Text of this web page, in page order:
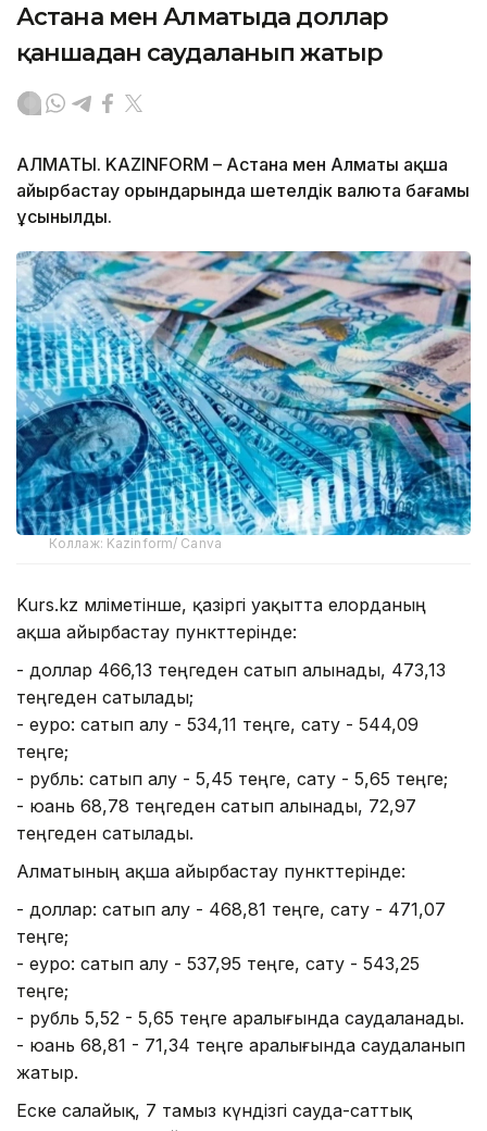
Астана мен Алматыда доллар
қаншадан саудаланып жатыр
АЛМАТЫ. KAZINFORM – Астана мен Алматы ақша
айырбастау орындарында шетелдік валюта бағамы
ұсынылды.
Коллаж: Kazinform/ Canva
Kurs.kz мәліметінше, қазіргі уақытта елорданың
ақша айырбастау пункттерінде:
- доллар 466,13 теңгеден сатып алынады, 473,13
теңгеден сатылады;
- еуро: сатып алу - 534,11 теңге, сату - 544,09
теңге;
- рубль: сатып алу - 5,45 теңге, сату - 5,65 теңге;
- юань 68,78 теңгеден сатып алынады, 72,97
теңгеден сатылады.
Алматының ақша айырбастау пункттерінде:
- доллар: сатып алу - 468,81 теңге, сату - 471,07
теңге;
- еуро: сатып алу - 537,95 теңге, сату - 543,25
теңге;
- рубль 5,52 - 5,65 теңге аралығында саудаланады.
- юань 68,81 - 71,34 теңге аралығында саудаланып
жатыр.
Еске салайық, 7 тамыз күндізгі сауда-саттық